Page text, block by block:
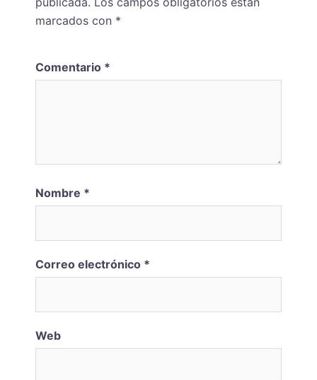
marcados con *
Comentario *
Nombre *
Correo electrónico *
Web